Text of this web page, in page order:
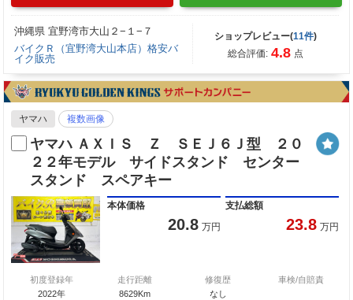
沖縄県 宜野湾市大山２−１−７
バイクＲ（宜野湾大山本店）格安バ
イク販売
ショップレビュー(11件)
総合評価: 4.8 点
ヤマハ 複数画像
ヤマハ ＡＸＩＳ Ｚ ＳＥＪ６Ｊ型 ２０
２２年モデル サイドスタンド センター
スタンド スペアキー
本体価格
20.8 万円
支払総額
23.8 万円
初度登録年
2022年
走行距離
8629Km
修復歴
なし
車検/自賠責